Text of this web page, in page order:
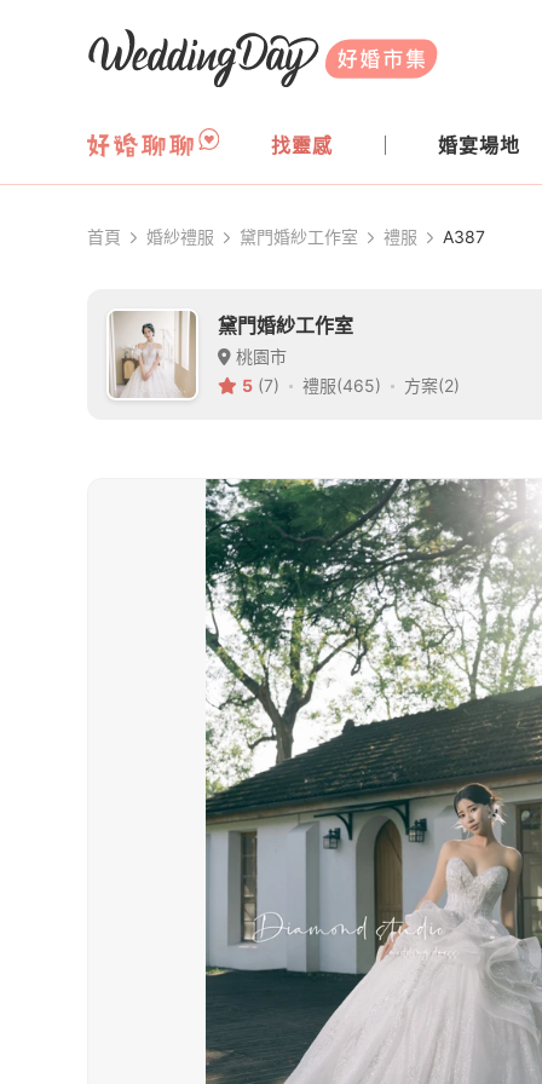
WeddingDay 好婚市集
找靈感 婚宴場地
首頁 婚紗禮服 黛門婚紗工作室 禮服 A387
黛門婚紗工作室
桃園市
5 (7) 禮服(465) 方案(2)